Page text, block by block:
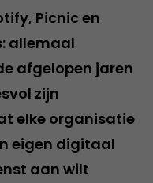
Picnic en
allemaal
afgelopen jaren
zijn
elke organisatie
eigen digitaal
aan wilt